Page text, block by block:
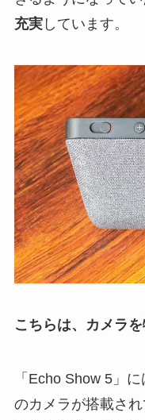
充実しています。
こちらは、カメラ
「Echo Show 5」
のカメラが搭載さ